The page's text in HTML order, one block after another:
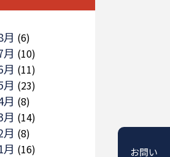
お問い
(6)
(10)
(11)
(23)
(8)
(14)
(8)
(16)